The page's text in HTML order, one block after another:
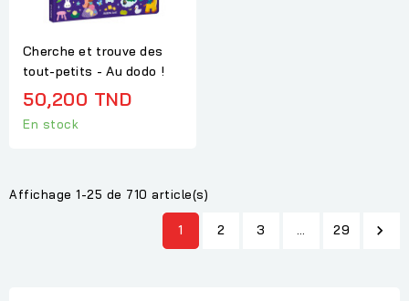
Cherche et trouve des
tout-petits - Au dodo !
50,200 TND
En stock
Affichage 1-25 de 710 article(s)
1 2 3 … 29 